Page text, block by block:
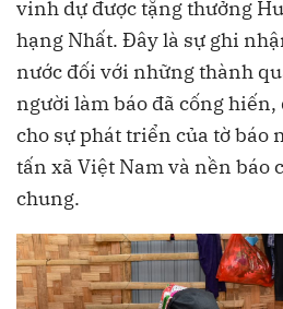
vinh dự được tặng thưởng
hạng Nhất. Đây là sự ghi
nước đối với những thành
người làm báo đã cống
cho sự phát triển của tờ báo
tấn xã Việt Nam và nền báo
chung.